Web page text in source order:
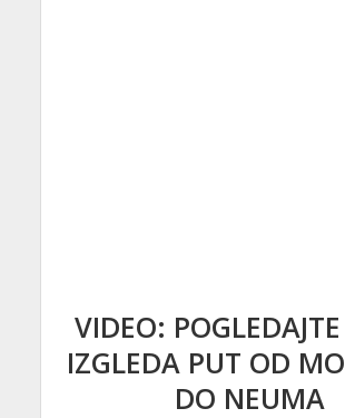
VIDEO:
IZGLEDA PUT OD
DO NEUMA